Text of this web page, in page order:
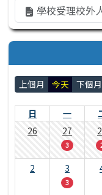
學校受理校外
上個月 今天 下個月
日 一
26
27
3
2 3
3